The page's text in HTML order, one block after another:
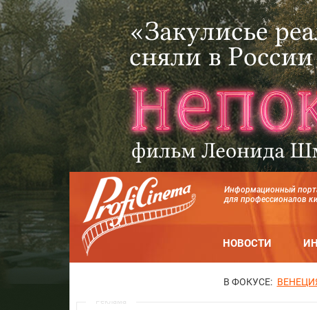
Информационный
для профессионалов
НОВОСТИ
В ФОКУСЕ:
Реклама